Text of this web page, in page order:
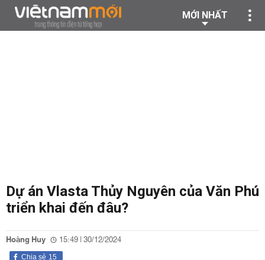
MỚI NHẤT
Dự án Vlasta Thủy Nguyên của Văn Phú
triển khai đến đâu?
Hoàng Huy 15:49 | 30/12/2024
15
Chia sẻ